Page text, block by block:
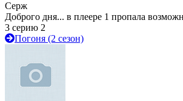
Серж
Доброго дня... в плеере 1 пропала
3 серию 2
Погоня (2 сезон)